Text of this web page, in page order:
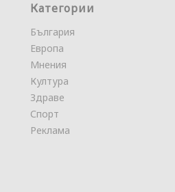
Категории
България
Европа
Мнения
Култура
Здраве
Спорт
Реклама